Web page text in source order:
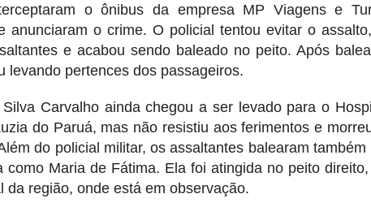
o ônibus da empresa MP Viagens e
anunciaram o crime. O policial tentou evitar o
e acabou sendo baleado no peito. Após
levando pertences dos passageiros.
Carvalho ainda chegou a ser levado para o
do Paruá, mas não resistiu aos ferimentos e
do policial militar, os assaltantes balearam também
como Maria de Fátima. Ela foi atingida no peito
da região, onde está em observação.